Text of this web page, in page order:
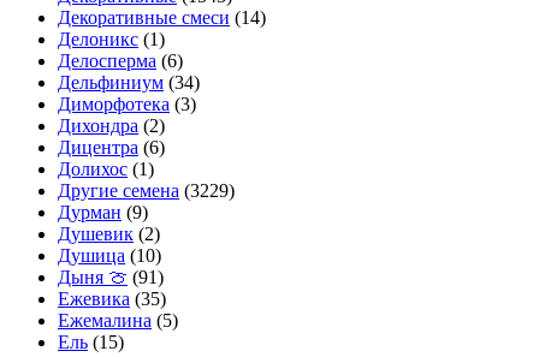
Декоративные смеси (14)
Делоникс (1)
Делосперма (6)
Дельфиниум (34)
Диморфотека (3)
Дихондра (2)
Дицентра (6)
Долихос (1)
Другие семена (3229)
Дурман (9)
Душевик (2)
Душица (10)
Дыня 🍈 (91)
Ежевика (35)
Ежемалина (5)
Ель (15)